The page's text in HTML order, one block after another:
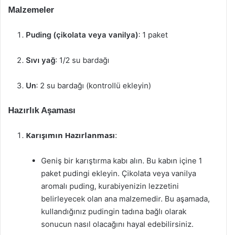
Malzemeler
Puding (çikolata veya vanilya): 1 paket
Sıvı yağ: 1/2 su bardağı
Un: 2 su bardağı (kontrollü ekleyin)
Hazırlık Aşaması
Karışımın Hazırlanması:
Geniş bir karıştırma kabı alın. Bu kabın içine 1
paket pudingi ekleyin. Çikolata veya vanilya
aromalı puding, kurabiyenizin lezzetini
belirleyecek olan ana malzemedir. Bu aşamada,
kullandığınız pudingin tadına bağlı olarak
sonucun nasıl olacağını hayal edebilirsiniz.